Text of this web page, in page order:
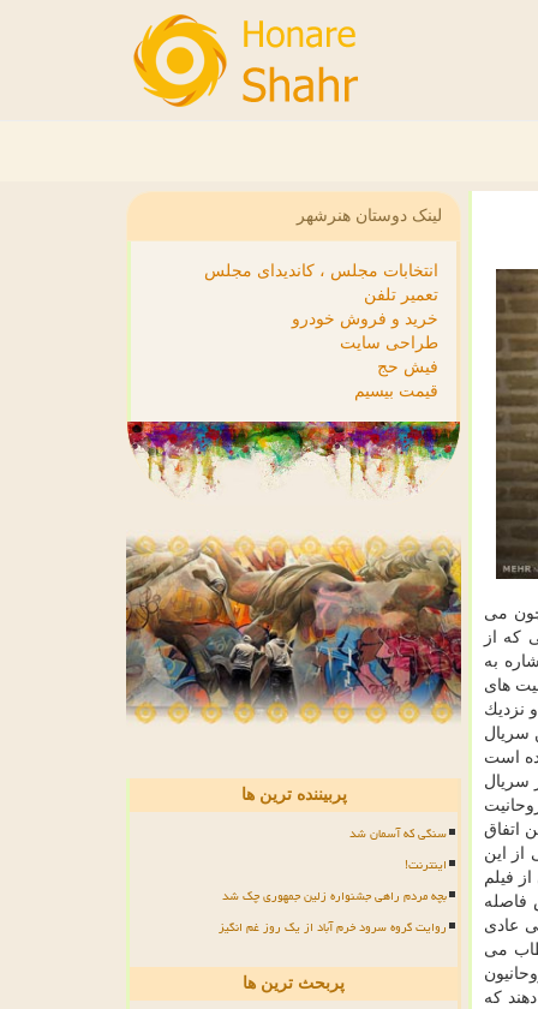
چون می
كه از
به
های
نزدیك
سریال
است
سریال
اتفاق
از این
فیلم
فاصله
عادی
می
كه
لینک دوستان هنرشهر
انتخابات مجلس ، کاندیدای مجلس
تعمیر تلفن
خرید و فروش خودرو
طراحی سایت
فیش حج
قیمت بیسیم
پربیننده ترین ها
سنگی که آسمان شد
اینترنت!
بچه مردم راهی جشنواره زلین جمهوری چک شد
روایت گروه سرود خرم آباد از یک روز غم انگیز
پربحث ترین ها